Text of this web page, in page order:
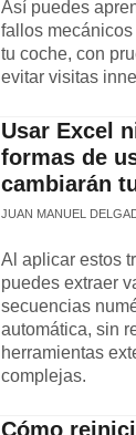
Así puedes
fallos
tu coche, con
evitar visitas
Usar Excel
formas de
cambiarán
JUAN MANUEL
Al aplicar estos
puedes extraer
secuencias
automática, sin
herramientas
complejas.
Cómo